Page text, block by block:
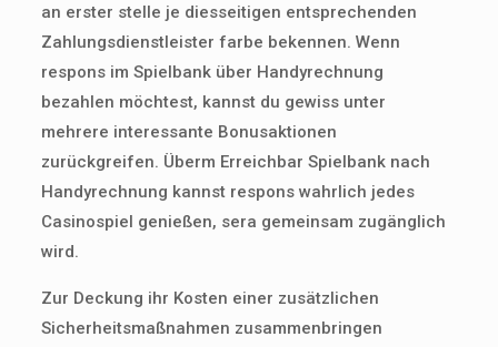
an erster stelle je diesseitigen entsprechenden
Zahlungsdienstleister farbe bekennen. Wenn
respons im Spielbank über Handyrechnung
bezahlen möchtest, kannst du gewiss unter
mehrere interessante Bonusaktionen
zurückgreifen. Überm Erreichbar Spielbank nach
Handyrechnung kannst respons wahrlich jedes
Casinospiel genießen, sera gemeinsam zugänglich
wird.
Zur Deckung ihr Kosten einer zusätzlichen
Sicherheitsmaßnahmen zusammenbringen